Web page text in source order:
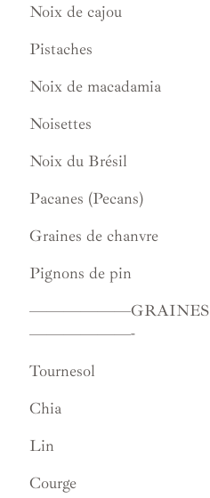
Noix de cajou
Pistaches
Noix de macadamia
Noisettes
Noix du Brésil
Pacanes (Pecans)
Graines de chanvre
Pignons de pin
——————GRAINES
——————-
Tournesol
Chia
Lin
Courge